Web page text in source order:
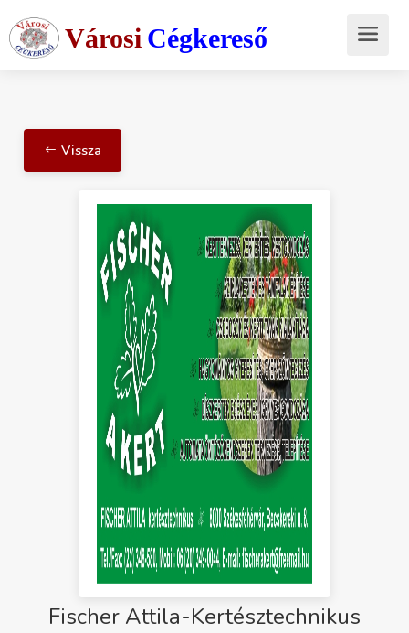
Városi Cégkereső
Vissza
Fischer Attila-Kertésztechnikus